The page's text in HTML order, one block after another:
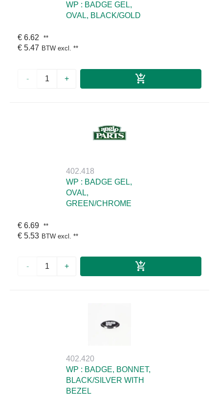
WP : BADGE GEL,
OVAL, BLACK/GOLD
€ 6.62 **
€ 5.47 BTW excl. **
- +
402.418
WP : BADGE GEL,
OVAL,
GREEN/CHROME
€ 6.69 **
€ 5.53 BTW excl. **
- +
402.420
WP : BADGE, BONNET,
BLACK/SILVER WITH
BEZEL